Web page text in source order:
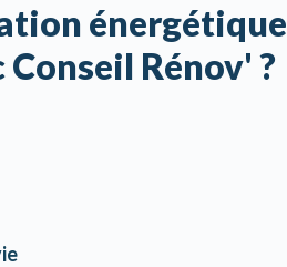
énergétique
Rénov' ?